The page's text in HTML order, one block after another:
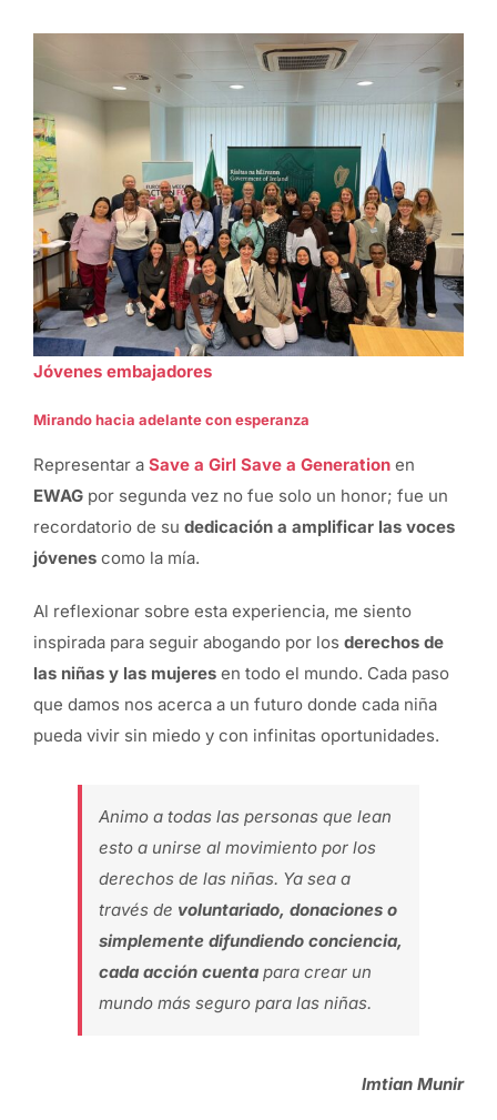
Jóvenes embajadores
Mirando hacia adelante con esperanza
Representar a Save a Girl Save a Generation en
EWAG por segunda vez no fue solo un honor; fue un
recordatorio de su dedicación a amplificar las voces
jóvenes como la mía.
Al reflexionar sobre esta experiencia, me siento
inspirada para seguir abogando por los derechos de
las niñas y las mujeres en todo el mundo. Cada paso
que damos nos acerca a un futuro donde cada niña
pueda vivir sin miedo y con infinitas oportunidades.
Animo a todas las personas que lean
esto a unirse al movimiento por los
derechos de las niñas. Ya sea a
través de voluntariado, donaciones o
simplemente difundiendo conciencia,
cada acción cuenta para crear un
mundo más seguro para las niñas.
Imtian Munir